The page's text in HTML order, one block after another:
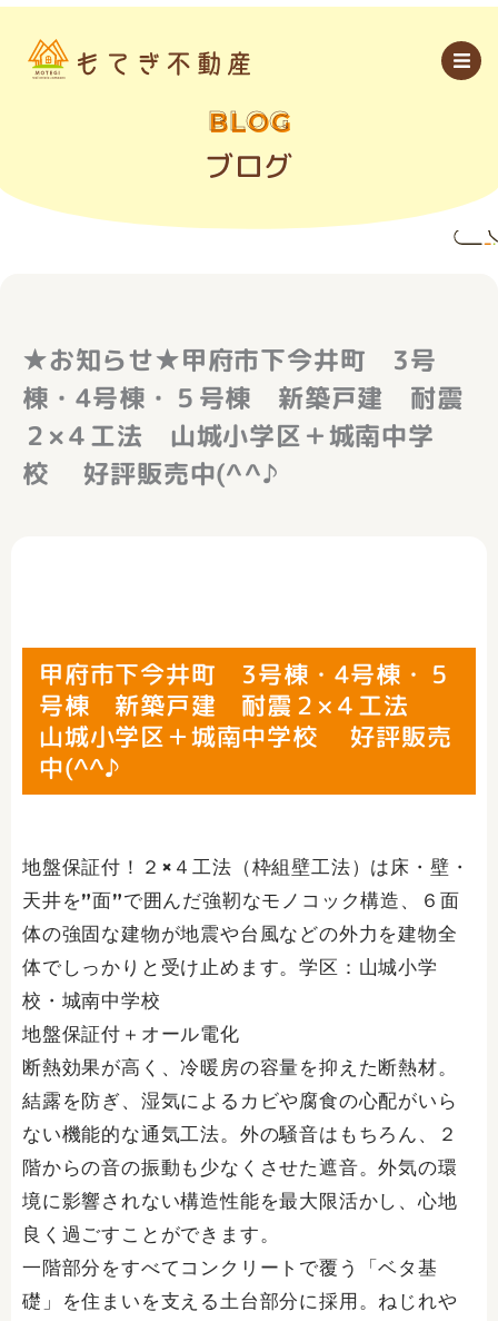
内
BLOG
ブログ
★お知らせ★甲府市下今井町 3号
棟・4号棟・５号棟 新築戸建 耐震
２×４工法 山城小学区＋城南中学
校 好評販売中(^^♪
甲府市下今井町 3号棟・4号棟・５
号棟 新築戸建 耐震２×４工法
山城小学区＋城南中学校 好評販売
中(^^♪
地盤保証付！２×４工法（枠組壁工法）は床・壁・
天井を”面”で囲んだ強靭なモノコック構造、６面
体の強固な建物が地震や台風などの外力を建物全
体でしっかりと受け止めます。学区：山城小学
校・城南中学校
地盤保証付＋オール電化
断熱効果が高く、冷暖房の容量を抑えた断熱材。
結露を防ぎ、湿気によるカビや腐食の心配がいら
ない機能的な通気工法。外の騒音はもちろん、２
階からの音の振動も少なくさせた遮音。外気の環
境に影響されない構造性能を最大限活かし、心地
良く過ごすことができます。
一階部分をすべてコンクリートで覆う「ベタ基
礎」を住まいを支える土台部分に採用。ねじれや